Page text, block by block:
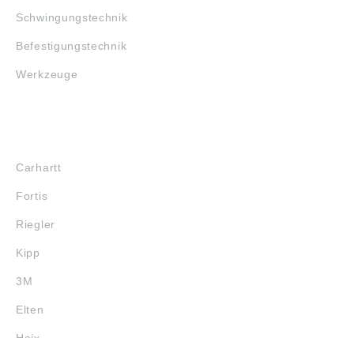
Schwingungstechnik
Befestigungstechnik
Werkzeuge
Carhartt
Fortis
Riegler
Kipp
3M
Elten